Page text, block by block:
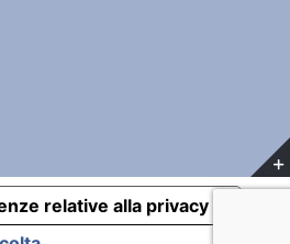
relative alla privacy